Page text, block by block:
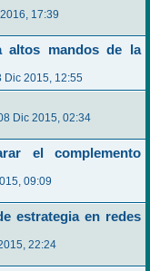
17:39
altos mandos de la
Dic 2015, 12:55
Dic 2015, 02:34
el complemento
09:09
estrategia en redes
22:24